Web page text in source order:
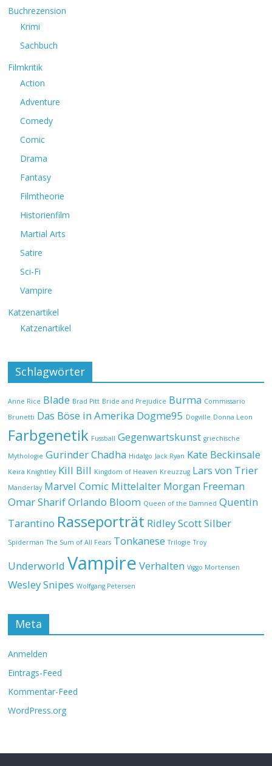
Buchrezension
Krimi
Sachbuch
Filmkritik
Action
Adventure
Comedy
Comic
Drama
Fantasy
Filmtheorie
Historienfilm
Martial Arts
Satire
Sci-Fi
Vampire
Katzenartikel
Katzenartikel
Schlagwörter
Anne Rice Blade Brad Pitt Bride and Prejudice Burma Commissario
Brunetti Das Böse in Amerika Dogme95 Dogville Donna Leon
Farbgenetik Fussball Gegenwartskunst griechische
Mythologie Gurinder Chadha Hidalgo Jack Ryan Kate Beckinsale
Keira Knightley Kill Bill Kingdom of Heaven Kreuzzug Lars von Trier
Manderlay Marvel Comic Mittelalter Morgan Freeman
Omar SharifOrlando Bloom Queen of the Damned Quentin
Tarantino Rasseporträt Ridley ScottSilber
Spiderman The Sum of All Fears Tonkanese Trilogie Troy
Underworld Vampire Verhalten Viggo Mortensen
Wesley Snipes Wolfgang Petersen
Meta
Anmelden
Eintrags-Feed
Kommentar-Feed
WordPress.org